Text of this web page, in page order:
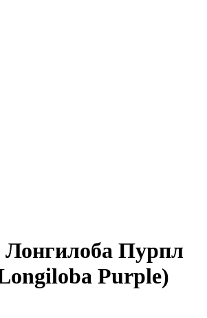
Лонгилоба Пурпл
Purple)